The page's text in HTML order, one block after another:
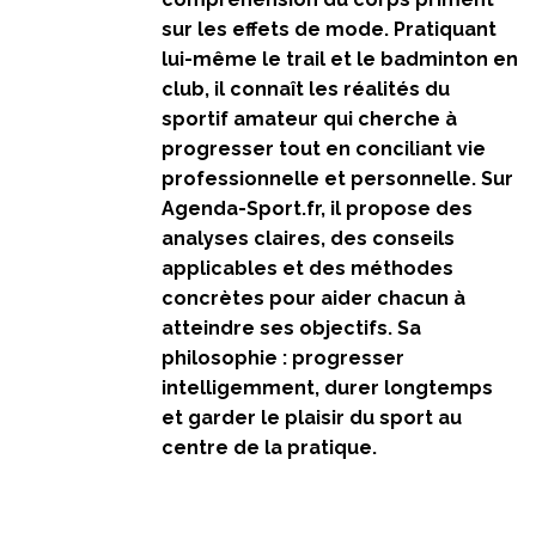
sur les effets de mode. Pratiquant
lui-même le trail et le badminton en
club, il connaît les réalités du
sportif amateur qui cherche à
progresser tout en conciliant vie
professionnelle et personnelle. Sur
Agenda-Sport.fr, il propose des
analyses claires, des conseils
applicables et des méthodes
concrètes pour aider chacun à
atteindre ses objectifs. Sa
philosophie : progresser
intelligemment, durer longtemps
et garder le plaisir du sport au
centre de la pratique.